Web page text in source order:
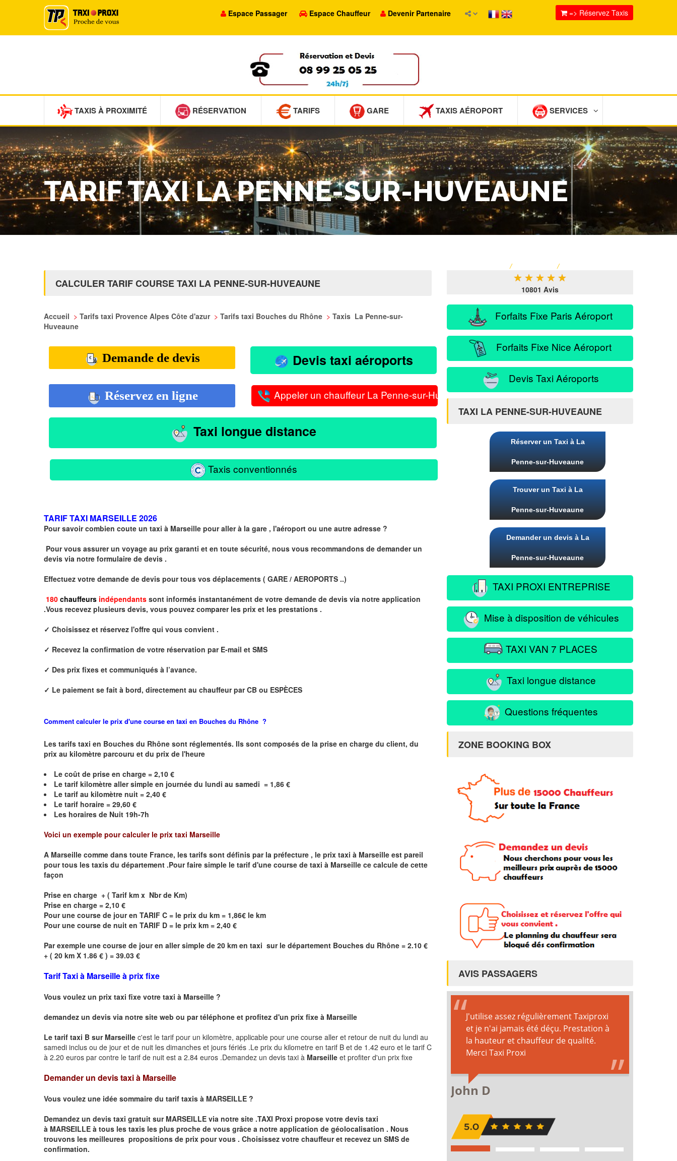
Espace Passager Espace Chauffeur Devenir Partenaire => Réservez Taxis
TAXIS À PROXIMITÉ RÉSERVATION TARIFS GARE TAXIS AÉROPORT SERVICES
TARIF TAXI LA PENNE-SUR-HUVEAUNE
/ /
CALCULER TARIF COURSE TAXI LA PENNE-SUR-HUVEAUNE
Accueil > Tarifs taxi Provence Alpes Côte d'azur > Tarifs taxi Bouches du Rhône > Taxis La Penne-sur-
Huveaune
Demande de devis Devis taxi aéroports
Réservez en ligne Appeler un chauffeur La Penne-sur-Huveaune
Taxi longue distance
Taxis conventionnés
TARIF TAXI MARSEILLE 2026
Pour savoir combien coute un taxi à Marseille pour aller à la gare , l'aéroport ou une autre adresse ?
Pour vous assurer un voyage au prix garanti et en toute sécurité, nous vous recommandons de demander un
devis via notre formulaire de devis .
Effectuez votre demande de devis pour tous vos déplacements ( GARE / AEROPORTS ..)
180 chauffeurs indépendants sont informés instantanément de votre demande de devis via notre application
.Vous recevez plusieurs devis, vous pouvez comparer les prix et les prestations .
✓ Choisissez et réservez l'offre qui vous convient .
✓ Recevez la confirmation de votre réservation par E-mail et SMS
✓ Des prix fixes et communiqués à l’avance.
✓ Le paiement se fait à bord, directement au chauffeurpar CB ou ESPÈCES
Comment calculer le prix d'une course en taxi en Bouches du Rhône ?
Les tarifs taxi en Bouches du Rhône sont réglementés. Ils sont composés de la prise en charge du client, du
prix au kilomètre parcouru et du prix de l'heure
Le coût de prise en charge = 2,10 €
Le tarif kilomètre aller simple en journée du lundi au samedi = 1,86 €
Le tarif au kilomètre nuit = 2,40 €
Le tarif horaire = 29,60 €
Les horaires de Nuit 19h-7h
Voici un exemple pour calculer le prix taxi Marseille
A Marseille comme dans toute France, les tarifs sont définis par la préfecture , le prix taxi à Marseille est pareil
pour tous les taxis du département .Pour faire simple le tarif d'une course de taxi à Marseille ce calcule de cette
façon
Prise en charge + ( Tarif km x Nbr de Km)
Prise en charge = 2,10 €
Pour une course de jour en TARIF C = le prix du km = 1,86€ le km
Pour une course de nuit en TARIF D = le prix km = 2,40 €
Par exemple une course de jour en aller simple de 20 km en taxi sur le département Bouches du Rhône = 2.10 €
+ ( 20 km X 1.86 € ) = 39.03 €
Tarif Taxi à Marseille à prix fixe
Vous voulez un prix taxi fixe votre taxi à Marseille ?
demandez un devis via notre site web ou par téléphone et profitez d'un prix fixe à Marseille
Le tarif taxi B sur Marseille c'est le tarif pour un kilomètre, applicable pour une course aller et retour de nuit du lundi au
samedi inclus ou de jour et de nuit les dimanches et jours fériés .Le prix du kilometre en tarif B et de 1.42 euro et le tarif C
à 2.20 euros par contre le tarif de nuit est a 2.84 euros .Demandez un devis taxi à Marseille et profiter d'un prix fixe
Demander un devis taxi à Marseille
Vous voulez une idée sommaire du tarif taxis à MARSEILLE ?
Demandez un devis taxi gratuit sur MARSEILLE via notre site .TAXI Proxi propose votre devis taxi
à MARSEILLE à tous les taxis les plus proche de vous grâce a notre application de géolocalisation . Nous
trouvons les meilleures propositions de prix pour vous . Choisissez votre chauffeur et recevez un SMS de
confirmation.
★ ★ ★ ★ ★
10801 Avis
Forfaits Fixe Paris Aéroport
Forfaits Fixe Nice Aéroport
Devis Taxi Aéroports
TAXI LA PENNE-SUR-HUVEAUNE
Réserver un Taxi à La
Penne-sur-Huveaune
Trouver un Taxi à La
Penne-sur-Huveaune
Demander un devis à La
Penne-sur-Huveaune
TAXI PROXI ENTREPRISE
Mise à disposition de véhicules
TAXI VAN 7 PLACES
Taxi longue distance
Questions fréquentes
ZONE BOOKING BOX
AVIS PASSAGERS